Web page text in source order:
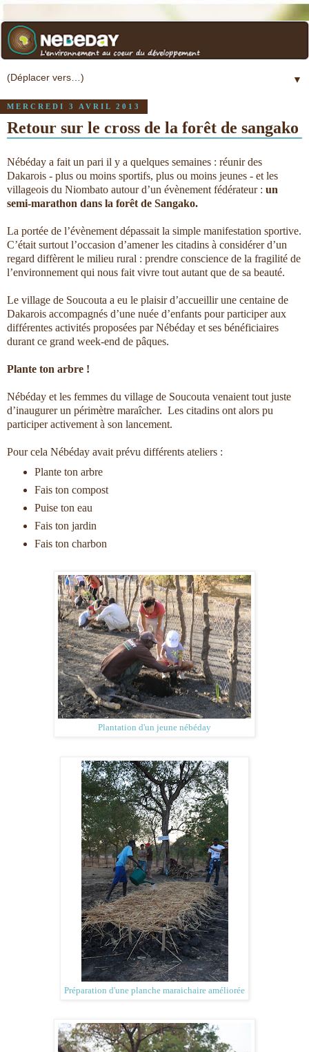
▼
MERCREDI 3 AVRIL 2013
Retour sur le cross de la forêt de sangako
Nébéday a fait un pari il y a quelques semaines : réunir des
Dakarois - plus ou moins sportifs, plus ou moins jeunes - et les
villageois du Niombato autour d’un évènement fédérateur : un
semi-marathon dans la forêt de Sangako.
La portée de l’évènement dépassait la simple manifestation sportive.
C’était surtout l’occasion d’amener les citadins à considérer d’un
regard diffèrent le milieu rural : prendre conscience de la fragilité de
l’environnement qui nous fait vivre tout autant que de sa beauté.
Le village de Soucouta a eu le plaisir d’accueillir une centaine de
Dakarois accompagnés d’une nuée d’enfants pour participer aux
différentes activités proposées par Nébéday et ses bénéficiaires
durant ce grand week-end de pâques.
Plante ton arbre !
Nébéday et les femmes du village de Soucouta venaient tout juste
d’inaugurer un périmètre maraîcher. Les citadins ont alors pu
participer activement à son lancement.
Pour cela Nébéday avait prévu différents ateliers :
Plante ton arbre
Fais ton compost
Puise ton eau
Fais ton jardin
Fais ton charbon
Plantation d'un jeune nébéday
Préparation d'une planche maraichaire améliorée